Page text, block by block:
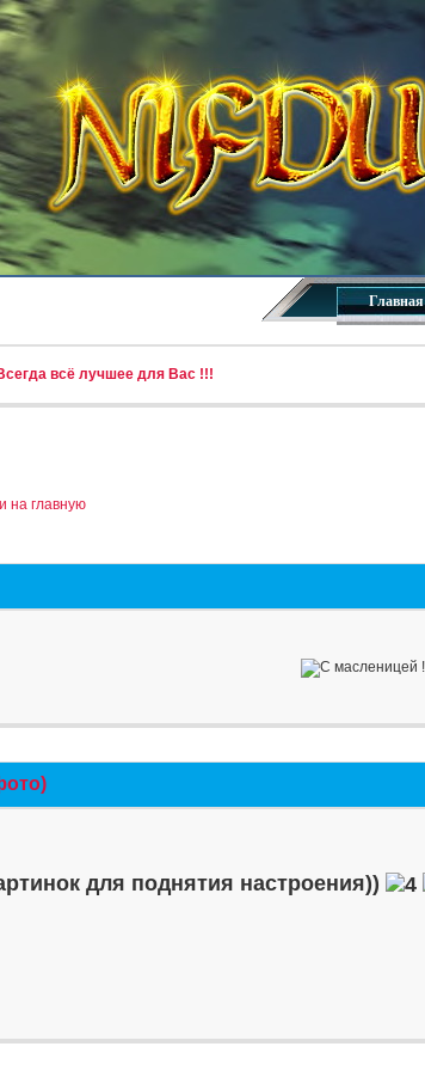
Главная
всё лучшее для Вас !!!
на главную
для поднятия настроения))